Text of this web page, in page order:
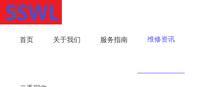
首页 关于我们 服务指南 维修资讯